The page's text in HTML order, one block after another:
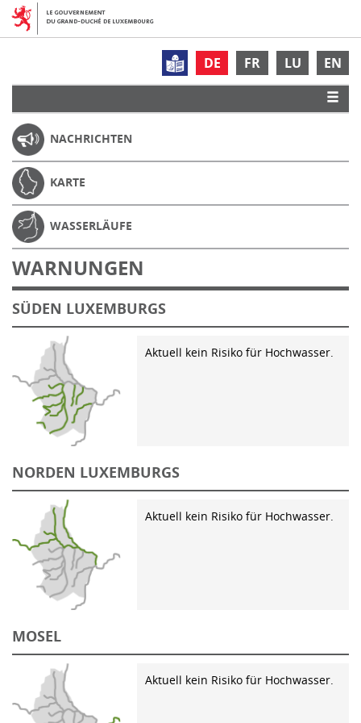
DE FR LU EN
NACHRICHTEN
KARTE
WASSERLÄUFE
WARNUNGEN
SÜDEN LUXEMBURGS
Aktuell kein Risiko für Hochwasser.
NORDEN LUXEMBURGS
Aktuell kein Risiko für Hochwasser.
MOSEL
Aktuell kein Risiko für Hochwasser.